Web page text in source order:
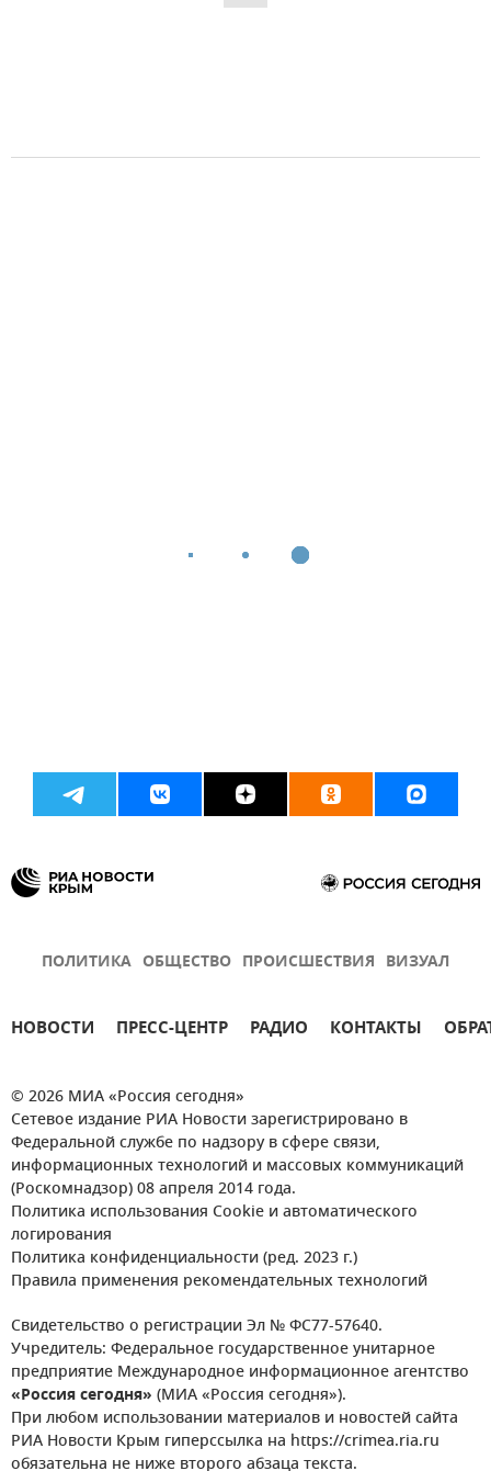
ПОЛИТИКА ОБЩЕСТВО ПРОИСШЕСТВИЯ ВИЗУАЛ
НОВОСТИ ПРЕСС-ЦЕНТР РАДИО КОНТАКТЫ
© 2026 МИА «Россия сегодня»
Сетевое издание РИА Новости зарегистрировано в
Федеральной службе по надзору в сфере связи,
информационных технологий и массовых коммуникаций
(Роскомнадзор) 08 апреля 2014 года.
Политика использования Cookie и автоматического
логирования
Политика конфиденциальности (ред. 2023 г.)
Правила применения рекомендательных технологий
Свидетельство о регистрации Эл № ФС77-57640.
Учредитель: Федеральное государственное унитарное
предприятие Международное информационное агентство
«Россия сегодня» (МИА «Россия сегодня»).
При любом использовании материалов и новостей сайта
РИА Новости Крым гиперссылка на https://crimea.ria.ru
обязательна не ниже второго абзаца текста.